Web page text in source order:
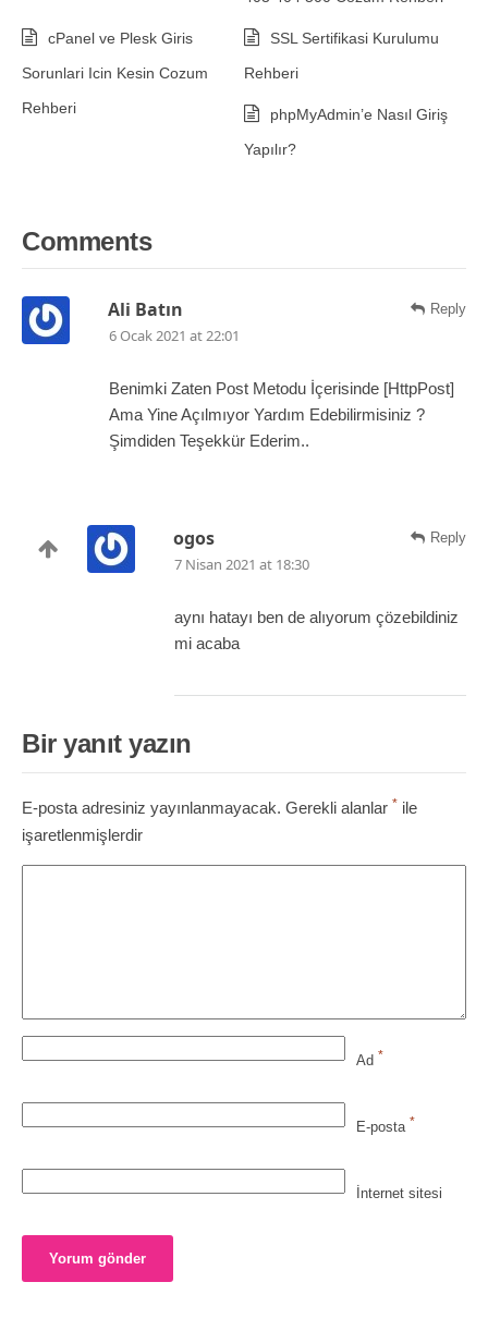
cPanel ve Plesk Giris
Sorunlari Icin Kesin Cozum
Rehberi
SSL Sertifikasi Kurulumu
Rehberi
phpMyAdmin’e Nasıl Giriş
Yapılır?
Comments
Reply
Ali Batın
6 Ocak 2021 at 22:01
Benimki Zaten Post Metodu İçerisinde [HttpPost]
Ama Yine Açılmıyor Yardım Edebilirmisiniz ?
Şimdiden Teşekkür Ederim..
Reply
ogos
7 Nisan 2021 at 18:30
aynı hatayı ben de alıyorum çözebildiniz
mi acaba
Bir yanıt yazın
E-posta adresiniz yayınlanmayacak. Gerekli alanlar * ile
işaretlenmişlerdir
Ad *
E-posta *
İnternet sitesi